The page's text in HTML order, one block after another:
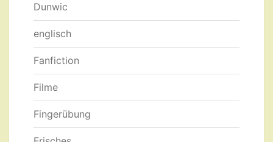
Dunwic
englisch
Fanfiction
Filme
Fingerübung